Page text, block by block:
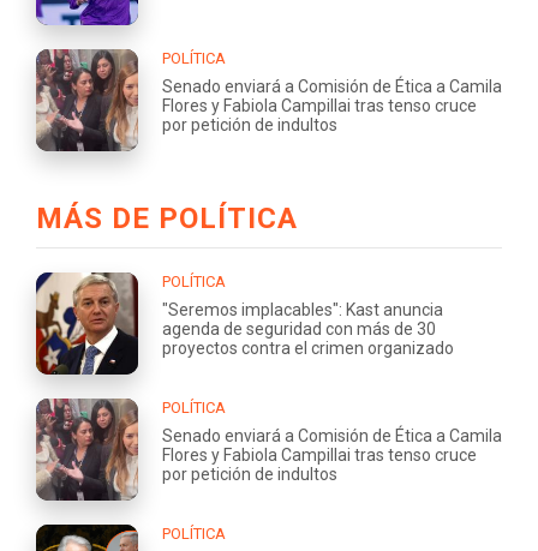
POLÍTICA
Senado enviará a Comisión de Ética a Camila
Flores y Fabiola Campillai tras tenso cruce
por petición de indultos
MÁS DE POLÍTICA
POLÍTICA
"Seremos implacables": Kast anuncia
agenda de seguridad con más de 30
proyectos contra el crimen organizado
POLÍTICA
Senado enviará a Comisión de Ética a Camila
Flores y Fabiola Campillai tras tenso cruce
por petición de indultos
POLÍTICA